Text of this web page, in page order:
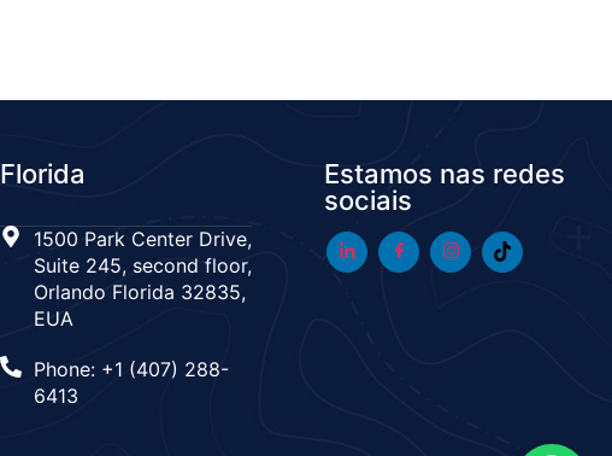
Florida
1500 Park Center Drive,
Suite 245, second floor,
Orlando Florida 32835,
EUA
Phone: +1 (407) 288-
6413
Estamos nas redes
sociais